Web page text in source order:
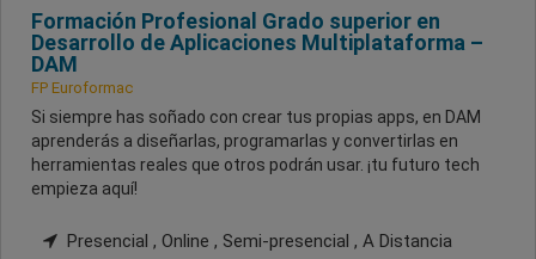
Formación Profesional Grado superior en
Desarrollo de Aplicaciones Multiplataforma –
DAM
FP Euroformac
Si siempre has soñado con crear tus propias apps, en DAM
aprenderás a diseñarlas, programarlas y convertirlas en
herramientas reales que otros podrán usar. ¡tu futuro tech
empieza aquí!
Presencial , Online , Semi-presencial , A Distancia